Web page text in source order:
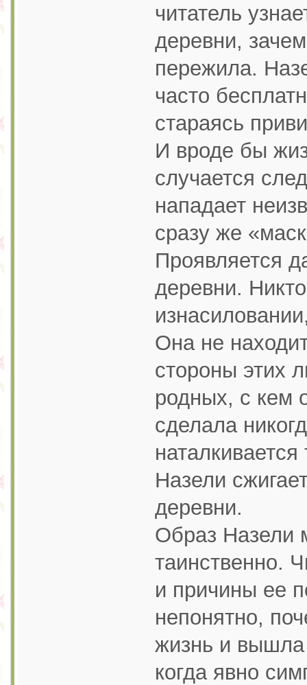
читатель
деревни,
пережила.
часто
стараясь
И вроде бы
случается
нападает
сразу же
Проявляется
деревни.
Она не
стороны этих
родных, с кем
сделала
Назели
деревни.
Образ Назели
таинственно.
и причины ее
непонятно,
жизнь и вышла
когда явно